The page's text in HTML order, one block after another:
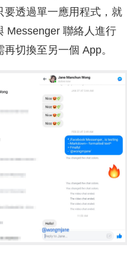
要透過單一應用程式，就
Messenger 聯絡人進行
切換至另一個 App。